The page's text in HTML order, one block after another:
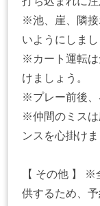
※池、崖、隣接
いようにしまし
※カート運転は
けましょう。
※プレー前後、
※仲間のミスは
ンスを心掛けま
【 その他 】
供するため、